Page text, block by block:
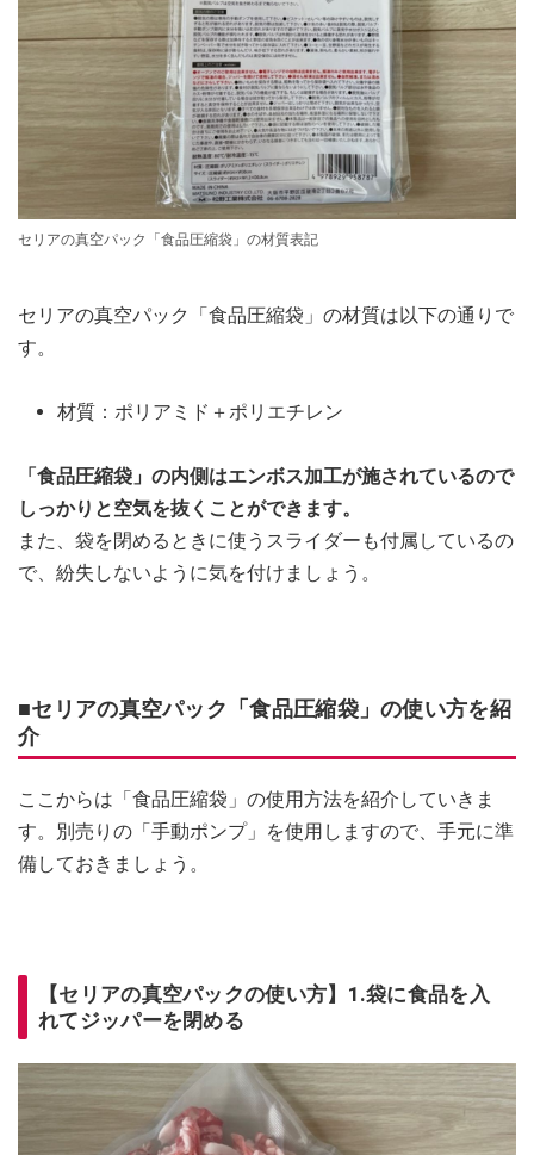
セリアの真空パック「食品圧縮袋」の材質表記
セリアの真空パック「食品圧縮袋」の材質は以下の通りで
す。
材質：ポリアミド＋ポリエチレン
「食品圧縮袋」の内側はエンボス加工が施されているので
しっかりと空気を抜くことができます。
また、袋を閉めるときに使うスライダーも付属しているの
で、紛失しないように気を付けましょう。
■セリアの真空パック「食品圧縮袋」の使い方を紹
介
ここからは「食品圧縮袋」の使用方法を紹介していきま
す。別売りの「手動ポンプ」を使用しますので、手元に準
備しておきましょう。
【セリアの真空パックの使い方】1.袋に食品を入
れてジッパーを閉める